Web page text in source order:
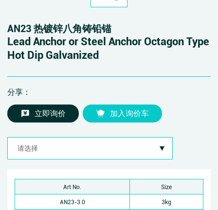
AN23 热镀锌八角铸铅锚
Lead Anchor or Steel Anchor Octagon Type
Hot Dip Galvanized
分享：
立即询价 加入询价车
Art No.
Size
AN23-3.0
3kg